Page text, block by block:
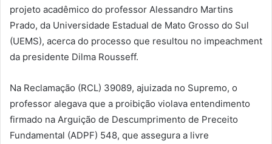
projeto acadêmico do professor Alessandro Martins
Prado, da Universidade Estadual de Mato Grosso do Sul
(UEMS), acerca do processo que resultou no impeachment
da presidente Dilma Rousseff.
Na Reclamação (RCL) 39089, ajuizada no Supremo, o
professor alegava que a proibição violava entendimento
firmado na Arguição de Descumprimento de Preceito
Fundamental (ADPF) 548, que assegura a livre